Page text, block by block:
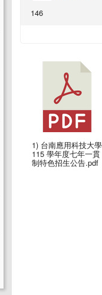
146
1) 台南應用科技大學
115 學年度七年一貫
制特色招生公告.pdf